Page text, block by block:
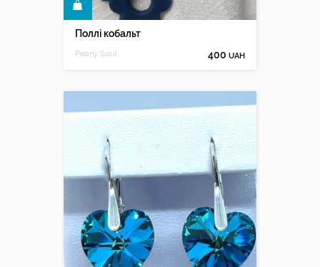
Поллі кобальт
Peony Soul 400 UAH